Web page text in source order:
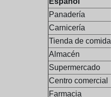
Panadería
Carnicería
Tienda de comida
Almacén
Supermercado
Centro comercial
Farmacia